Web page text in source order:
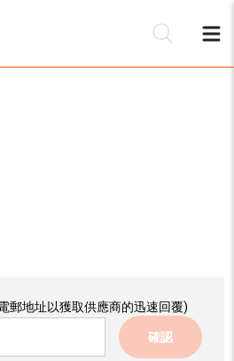
郵地址以獲取供應商的迅速回覆)
確認